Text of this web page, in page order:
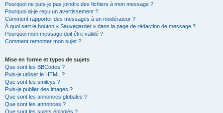
Pourquoi ne puis-je pas joindre des fichiers à mon message ?
Pourquoi ai-je reçu un avertissement ?
Comment rapporter des messages à un modérateur ?
À quoi sert le bouton « Sauvegarder » dans la page de rédaction de message ?
Pourquoi mon message doit être validé ?
Comment remonter mon sujet ?
Mise en forme et types de sujets
Que sont les BBCodes ?
Puis-je utiliser le HTML ?
Que sont les smileys ?
Puis-je publier des images ?
Que sont les annonces globales ?
Que sont les annonces ?
Que sont les sujets épinglés ?